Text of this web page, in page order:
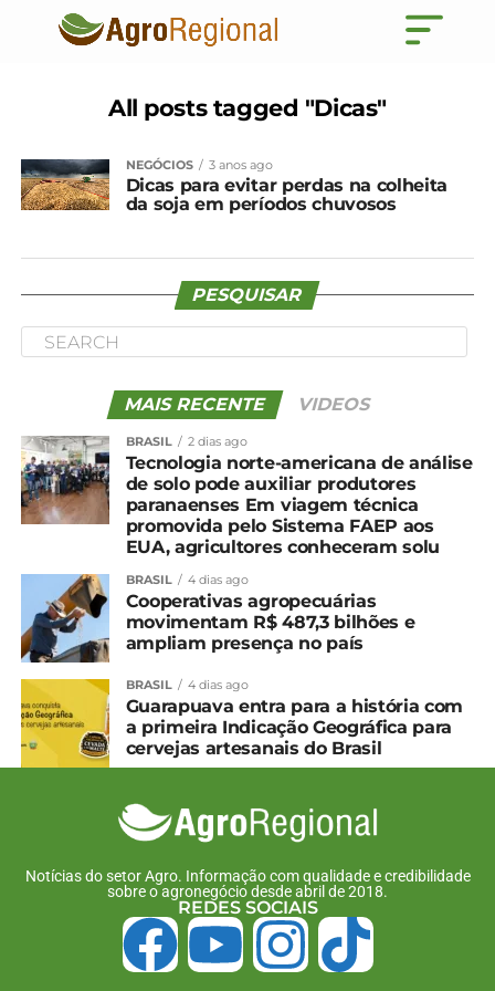
All posts tagged "Dicas"
NEGÓCIOS 3 anos ago
Dicas para evitar perdas na colheita
da soja em períodos chuvosos
PESQUISAR
MAIS RECENTE VIDEOS
BRASIL 2 dias ago
Tecnologia norte-americana de análise
de solo pode auxiliar produtores
paranaenses Em viagem técnica
promovida pelo Sistema FAEP aos
EUA, agricultores conheceram solu
BRASIL 4 dias ago
Cooperativas agropecuárias
movimentam R$ 487,3 bilhões e
ampliam presença no país
BRASIL 4 dias ago
Guarapuava entra para a história com
a primeira Indicação Geográfica para
cervejas artesanais do Brasil
Notícias do setor Agro. Informação com qualidade e credibilidade
sobre o agronegócio desde abril de 2018.
REDES SOCIAIS